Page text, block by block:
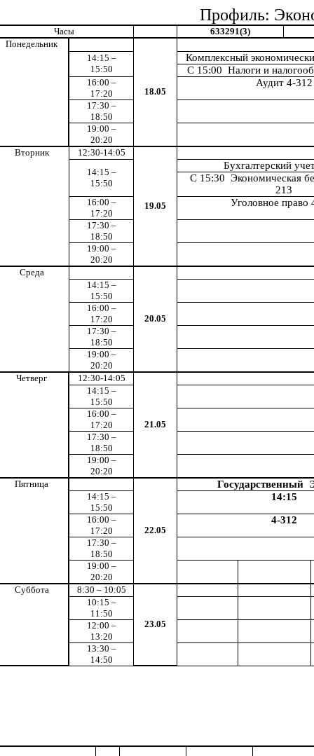
Профиль:
Часы
633291(3)
Понедельник
18.05
14:15 –
15:50
Комплексный
С 15:00 Налоги и
16:00 –
17:20
Аудит 4-312
17:30 –
18:50
19:00 –
20:20
Вторник
12:30-14:05
19.05
14:15 –
15:50
Бухгалтерский
С 15:30 Экономическая
213
16:00 –
17:20
Уголовное право
17:30 –
18:50
19:00 –
20:20
Среда
20.05
14:15 –
15:50
16:00 –
17:20
17:30 –
18:50
19:00 –
20:20
Четверг
12:30-14:05
21.05
14:15 –
15:50
16:00 –
17:20
17:30 –
18:50
19:00 –
20:20
Пятница
22.05
Государственный
14:15 –
15:50
14:15
16:00 –
17:20
4-312
17:30 –
18:50
19:00 –
20:20
Суббота
8:30 – 10:05
23.05
10:15 –
11:50
12:00 –
13:20
13:30 –
14:50